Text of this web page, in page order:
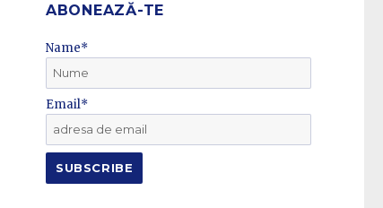
ABONEAZĂ-TE
Name*
Email*